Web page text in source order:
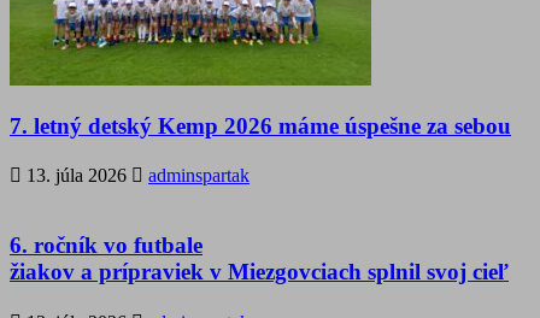
7. letný detský Kemp 2026 máme úspešne za sebou
13. júla 2026 adminspartak
6. ročník vo futbale
žiakov a prípraviek v Miezgovciach splnil svoj cieľ